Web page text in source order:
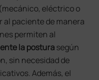
(mecánico, eléctrico o
paciente de manera
permiten al
la posturasegún
sin necesidad de
Además, el